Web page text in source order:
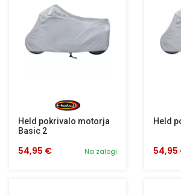
Held pokrivalo motorja
Basic 2
Na zalogi
54,95 €
Held
54,95